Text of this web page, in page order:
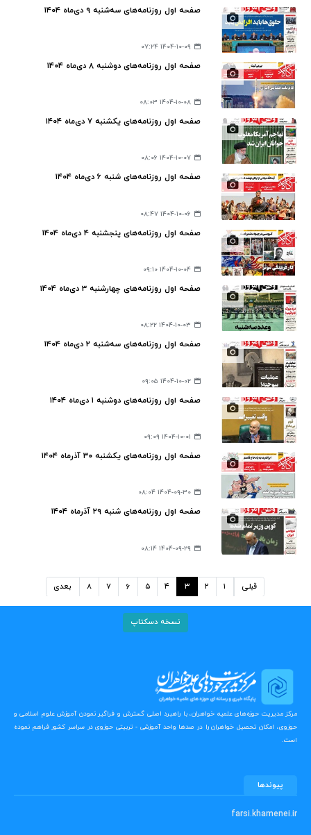
صفحه اول روزنامه‌های سه‌شنبه ۹ دی‌ماه ۱۴۰۴
۱۴۰۴-۱۰-۰۹ ۰۷:۲۴
صفحه اول روزنامه‌های دوشنبه ۸ دی‌ماه ۱۴۰۴
۱۴۰۴-۱۰-۰۸ ۰۸:۰۳
صفحه اول روزنامه‌های یکشنبه ۷ دی‌ماه ۱۴۰۴
۱۴۰۴-۱۰-۰۷ ۰۸:۰۶
صفحه اول روزنامه‌های شنبه ۶ دی‌ماه ۱۴۰۴
۱۴۰۴-۱۰-۰۶ ۰۸:۴۷
صفحه اول روزنامه‌های پنجشنبه ۴ دی‌ماه ۱۴۰۴
۱۴۰۴-۱۰-۰۴ ۰۹:۱۰
صفحه اول روزنامه‌های چهارشنبه 3 دی‌ماه 1404
۱۴۰۴-۱۰-۰۳ ۰۸:۲۲
صفحه اول روزنامه‌های سه‌شنبه ۲ دی‌ماه ۱۴۰۴
۱۴۰۴-۱۰-۰۲ ۰۹:۰۵
صفحه اول روزنامه‌های دوشنبه ۱ دی‌ماه ۱۴۰۴
۱۴۰۴-۱۰-۰۱ ۰۹:۰۹
صفحه اول روزنامه‌های یکشنبه ۳۰ آذرماه ۱۴۰۴
۱۴۰۴-۰۹-۳۰ ۰۸:۰۴
صفحه اول روزنامه‌های شنبه ۲۹ آذرماه ۱۴۰۴
۱۴۰۴-۰۹-۲۹ ۰۸:۱۴
قبلی ۱ ۲ ۳ ۴ ۵ ۶ ۷ ۸ بعدی
نسخه دسکتاپ
مرکز مدیریت حوزه‌های علمیه خواهران، با راهبرد اصلی گسترش و فراگیر نمودن آموزش علوم اسلامی و
حوزوی، امکان تحصیل خواهران را در صدها واحد آموزشی - تربیتی حوزوی در سراسر کشور فراهم نموده
است.
پیوندها
farsi.khamenei.ir